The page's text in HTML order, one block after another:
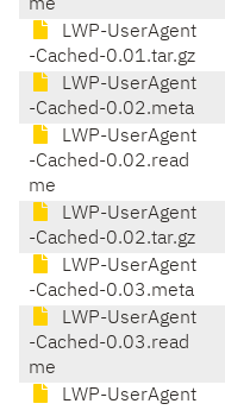
me
LWP-UserAgent
-Cached-0.01.tar.gz
LWP-UserAgent
-Cached-0.02.meta
LWP-UserAgent
-Cached-0.02.read
me
LWP-UserAgent
-Cached-0.02.tar.gz
LWP-UserAgent
-Cached-0.03.meta
LWP-UserAgent
-Cached-0.03.read
me
LWP-UserAgent